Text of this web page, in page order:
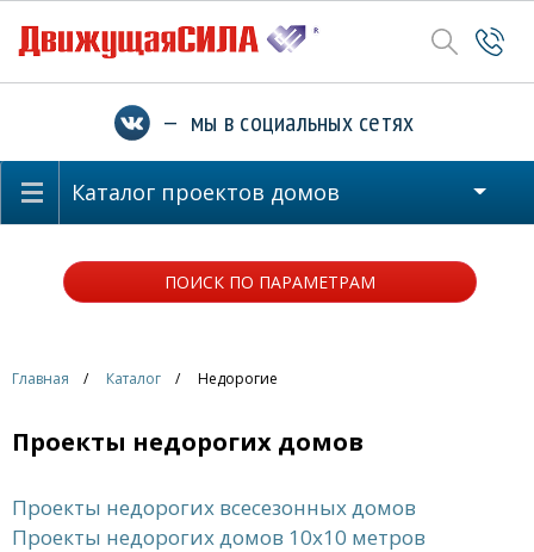
— мы в социальных сетях
Каталог проектов домов
ПОИСК ПО ПАРАМЕТРАМ
Главная Каталог Недорогие
Проекты недорогих домов
Проекты недорогих всесезонных домов
Проекты недорогих домов 10x10 метров